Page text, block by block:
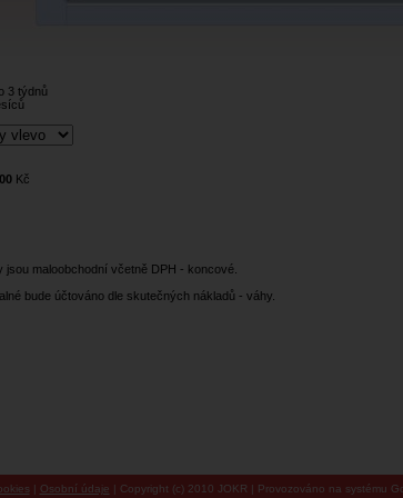
3 týdnů
Kč
jsou maloobchodní včetně DPH - koncové.
bude účtováno dle skutečných nákladů - váhy.
| Osobní údaje | Copyright (c) 2010 JOKR | Provozováno na systému